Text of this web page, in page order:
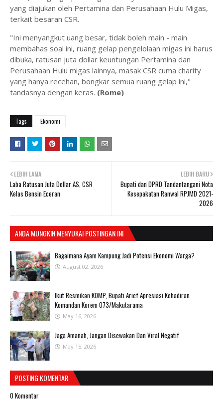
yang diajukan oleh Pertamina dan Perusahaan Hulu Migas,
terkait besaran CSR.
"Ini menyangkut uang besar, tidak boleh main - main
membahas soal ini, ruang gelap pengelolaan migas ini harus
dibuka, ratusan juta dollar keuntungan Pertamina dan
Perusahaan Hulu migas lainnya, masak CSR cuma charity
yang hanya recehan, bongkar semua ruang gelap ini,"
tandasnya dengan keras. (Rome)
Tags Ekonomi
LEBIH BARU
Bupati dan DPRD Tandantangani Nota
Kesepakatan Ranwal RPJMD 2021-
2026
LEBIH LAMA
Laba Ratusan Juta Dollar AS, CSR
Kelas Bensin Eceran
ANDA MUNGKIN MENYUKAI POSTINGAN INI
Bagaimana Ayam Kampung Jadi Potensi Ekonomi Warga?
August 02, 2026
Ikut Resmikan KDMP, Bupati Arief Apresiasi Kehadiran
Komandan Korem 073/Makutarama
May 16, 2026
Jaga Amanah, Jangan Disewakan Dan Viral Negatif
May 15, 2026
POSTING KOMENTAR
0 Komentar